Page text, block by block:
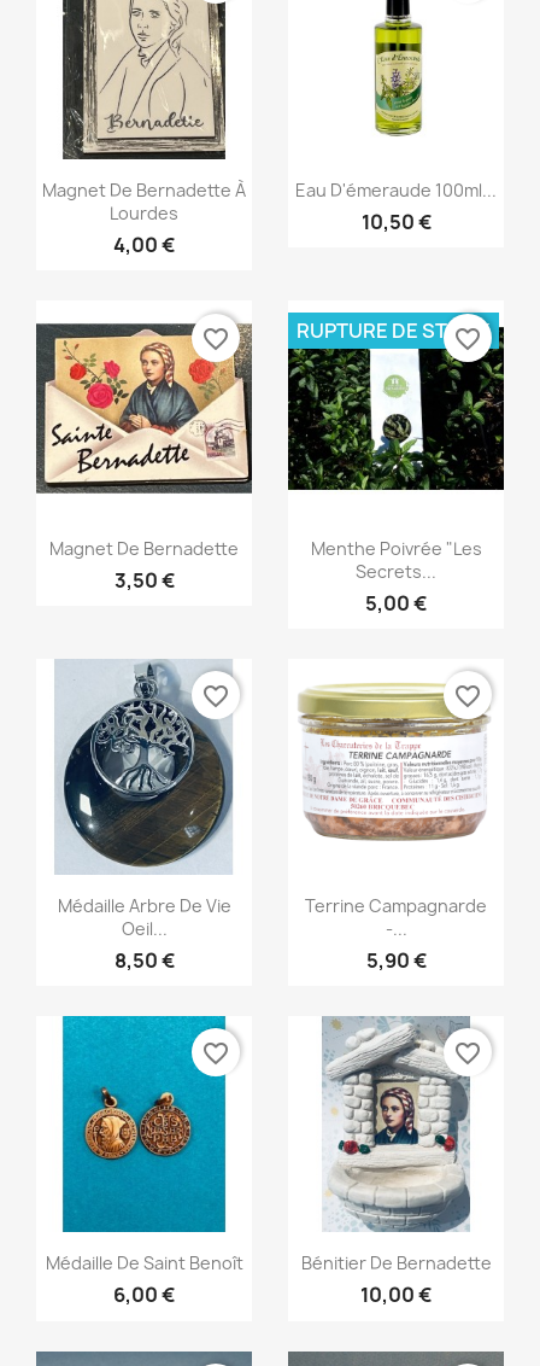
Aperçu rapide
Magnet De Bernadette À
Lourdes
4,00 €
Aperçu rapide
Eau D'émeraude 100ml...
10,50 €
Aperçu rapide
Magnet De Bernadette
3,50 €
favorite_border
Aperçu rapide
Menthe Poivrée "Les
Secrets...
5,00 €
RUPTURE DE STOCK
favorite_border
Aperçu rapide
Médaille Arbre De Vie
Oeil...
8,50 €
favorite_border
Aperçu rapide
Terrine Campagnarde
-...
5,90 €
favorite_border
Aperçu rapide
Médaille De Saint Benoît
6,00 €
favorite_border
Aperçu rapide
Bénitier De Bernadette
10,00 €
favorite_border